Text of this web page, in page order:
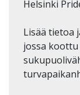
Helsinki
Lisää tietoa
jossa koottu